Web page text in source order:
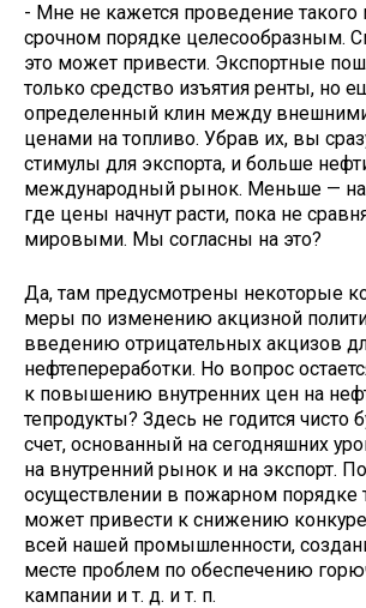
- Мне не кажется проведение такого
срочном порядке целесообразным.
это может привести. Экспортные
только средство изъятия ренты, но
определенный клин между
це­нами на топливо. Убрав их, вы
стимулы для экспорта, и больше
междуна­родный рынок. Меньше — на
где цены начнут расти, пока не
мировыми. Мы соглас­ны на это?
Да, там предусмотрены некото­рые
меры по из­менению акцизной
введению отрицательных акцизов
нефтепереработки. Но вопрос
к повыше­нию внутренних цен на
тепродукты? Здесь не годится чисто
счет, основанный на сегодняшних
на внутренний рынок и на экспорт.
осуществлении в пожарном порядке
может приве­сти к снижению
всей нашей промышленности,
месте проблем по обеспечению
кампании и т. д. и т. п.